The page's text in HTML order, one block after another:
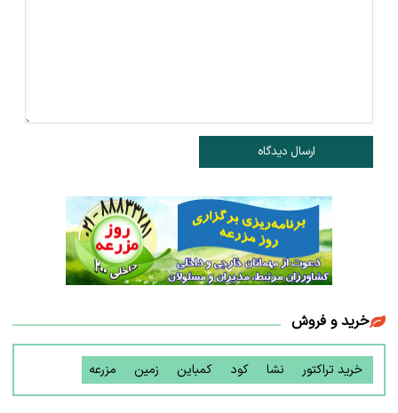
ارسال دیدگاه
خرید و فروش
خرید تراکتور نشا کود کمباین زمین مزرعه